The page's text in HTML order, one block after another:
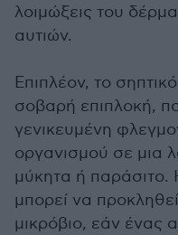
λοιμώξεις του
αυτιών.
Επιπλέον, το
σοβαρή επιπλοκή,
γενικευμένη
οργανισμού σε μια
μύκητα ή παράσιτο.
μπορεί να
μικρόβιο, εάν ένας